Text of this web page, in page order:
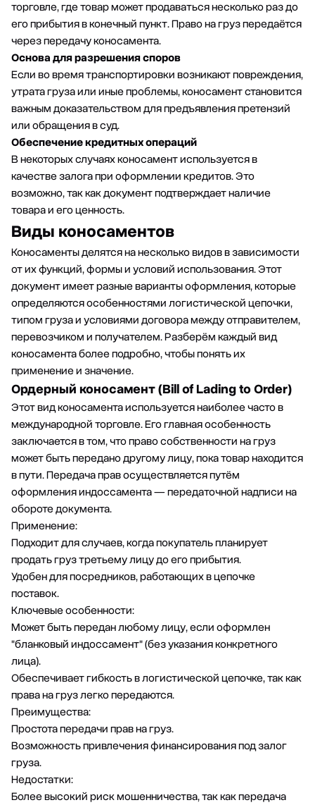
торговле, где товар может продаваться несколько раз до
его прибытия в конечный пункт. Право на груз передаётся
через передачу коносамента.
Основа для разрешения споров
Если во время транспортировки возникают повреждения,
утрата груза или иные проблемы, коносамент становится
важным доказательством для предъявления претензий
или обращения в суд.
Обеспечение кредитных операций
В некоторых случаях коносамент используется в
качестве залога при оформлении кредитов. Это
возможно, так как документ подтверждает наличие
товара и его ценность.
Виды коносаментов
Коносаменты делятся на несколько видов в зависимости
от их функций, формы и условий использования. Этот
документ имеет разные варианты оформления, которые
определяются особенностями логистической цепочки,
типом груза и условиями договора между отправителем,
перевозчиком и получателем. Разберём каждый вид
коносамента более подробно, чтобы понять их
применение и значение.
Ордерный коносамент (Bill of Lading to Order)
Этот вид коносамента используется наиболее часто в
международной торговле. Его главная особенность
заключается в том, что право собственности на груз
может быть передано другому лицу, пока товар находится
в пути. Передача прав осуществляется путём
оформления индоссамента — передаточной надписи на
обороте документа.
Применение:
Подходит для случаев, когда покупатель планирует
продать груз третьему лицу до его прибытия.
Удобен для посредников, работающих в цепочке
поставок.
Ключевые особенности:
Может быть передан любому лицу, если оформлен
"бланковый индоссамент" (без указания конкретного
лица).
Обеспечивает гибкость в логистической цепочке, так как
права на груз легко передаются.
Преимущества:
Простота передачи прав на груз.
Возможность привлечения финансирования под залог
груза.
Недостатки:
Более высокий риск мошенничества, так как передача